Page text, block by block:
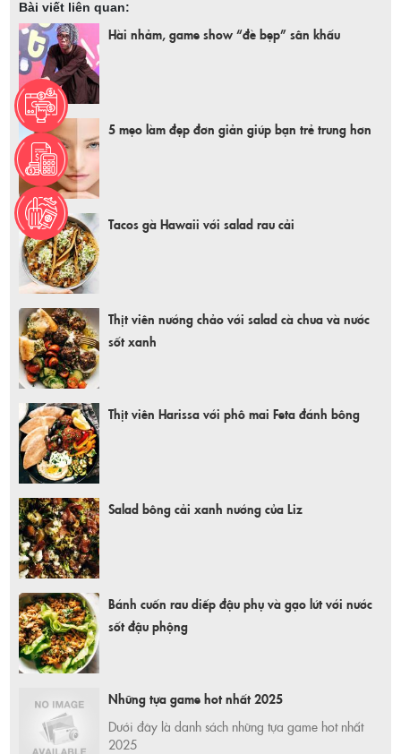
Bài viết liên quan:
Hài nhảm, game show “đè bẹp” sân khấu
5 mẹo làm đẹp đơn giản giúp bạn trẻ trung hơn
Tacos gà Hawaii với salad rau cải
Thịt viên nướng chảo với salad cà chua và nước
sốt xanh
Thịt viên Harissa với phô mai Feta đánh bông
Salad bông cải xanh nướng của Liz
Bánh cuốn rau diếp đậu phụ và gạo lứt với nước
sốt đậu phộng
Những tựa game hot nhất 2025
Dưới đây là danh sách những tựa game hot nhất
2025